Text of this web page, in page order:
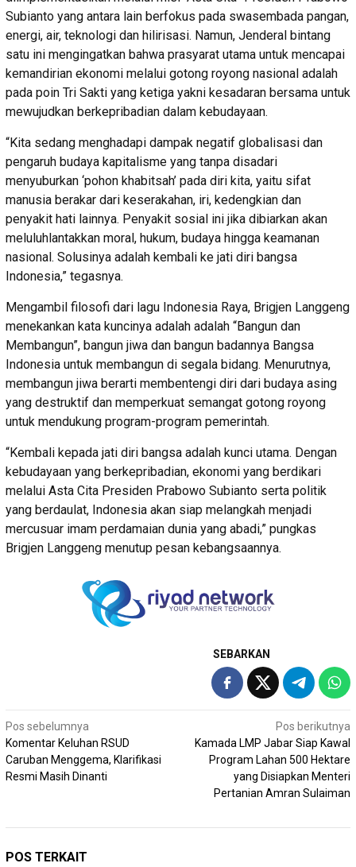
Subianto yang antara lain berfokus pada swasembada pangan,
energi, air, teknologi dan hilirisasi. Namun, Jenderal bintang
satu ini mengingatkan bahwa prasyarat utama untuk mencapai
kemandirian ekonomi melalui gotong royong nasional adalah
pada poin Tri Sakti yang ketiga yakni kesadaran bersama untuk
mewujudkan berkepribadian dalam kebudayaan.
“Kita sedang menghadapi dampak negatif globalisasi dan
pengaruh budaya kapitalisme yang tanpa disadari
menyuburkan ‘pohon khabitsah’ pada diri kita, yaitu sifat
manusia berakar dari keserakahan, iri, kedengkian dan
penyakit hati lainnya. Penyakit sosial ini jika dibiarkan akan
meluluhlantakkan moral, hukum, budaya hingga keamanan
nasional. Solusinya adalah kembali ke jati diri bangsa
Indonesia,” tegasnya.
Mengambil filosofi dari lagu Indonesia Raya, Brigjen Langgeng
menekankan kata kuncinya adalah adalah “Bangun dan
Membangun”, bangun jiwa dan bangun badannya Bangsa
Indonesia untuk membangun di segala bidang. Menurutnya,
membangun jiwa berarti membentengi diri dari budaya asing
yang destruktif dan memperkuat semangat gotong royong
untuk mendukung program-program pemerintah.
“Kembali kepada jati diri bangsa adalah kunci utama. Dengan
kebudayaan yang berkepribadian, ekonomi yang berdikari
melalui Asta Cita Presiden Prabowo Subianto serta politik
yang berdaulat, Indonesia akan siap melangkah menjadi
mercusuar imam perdamaian dunia yang abadi,” pungkas
Brigjen Langgeng menutup pesan kebangsaannya.
SEBARKAN
Navigasi
pos
Pos sebelumnya
Komentar Keluhan RSUD
Caruban Menggema, Klarifikasi
Resmi Masih Dinanti
Pos berikutnya
Kamada LMP Jabar Siap Kawal
Program Lahan 500 Hektare
yang Disiapkan Menteri
Pertanian Amran Sulaiman
POS TERKAIT